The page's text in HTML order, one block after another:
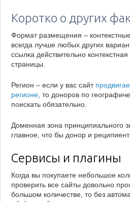
Коротко о других
Формат размещения – контекстные
всегда лучше любых других
ссылка действительно
страницы.
Регион – если у вас сайт
регионе , то доноров по
поискать обязательно.
Доменная зона принципиального
главное, что бы донор и
Сервисы и плагины
Когда вы покупаете небольшое
проверить все сайты довольно
большом количестве, то без